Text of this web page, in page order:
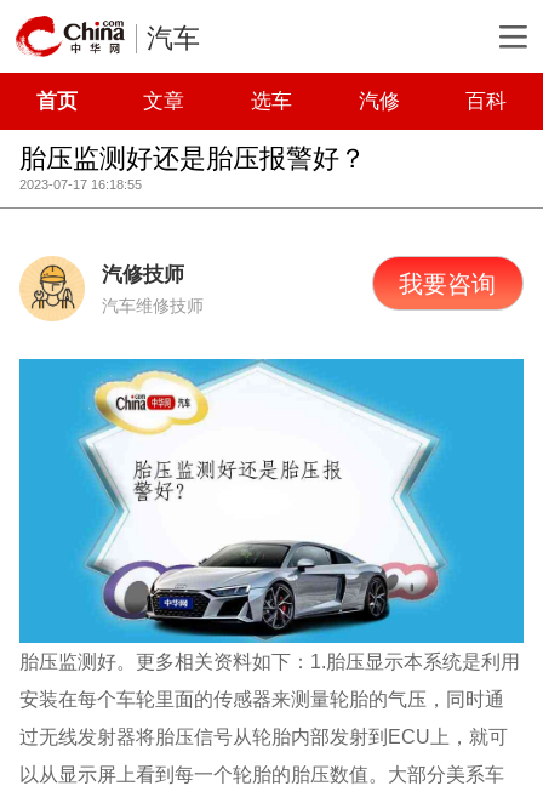
汽车
首页 文章 选车 汽修 百科
胎压监测好还是胎压报警好？
2023-07-17 16:18:55
汽修技师
汽车维修技师
我要咨询
胎压监测好。更多相关资料如下：1.胎压显示本系统是利用
安装在每个车轮里面的传感器来测量轮胎的气压，同时通
过无线发射器将胎压信号从轮胎内部发射到ECU上，就可
以从显示屏上看到每一个轮胎的胎压数值。大部分美系车